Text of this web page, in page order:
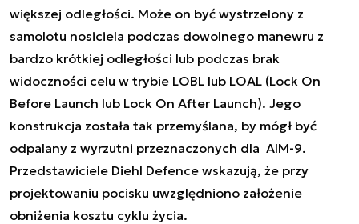
większej odległości. Może on być wystrzelony z
samolotu nosiciela podczas dowolnego manewru z
bardzo krótkiej odległości lub podczas brak
widoczności celu w trybie LOBL lub LOAL (Lock On
Before Launch lub Lock On After Launch). Jego
konstrukcja została tak przemyślana, by mógł być
odpalany z wyrzutni przeznaczonych dla AIM-9.
Przedstawiciele Diehl Defence wskazują, że przy
projektowaniu pocisku uwzględniono założenie
obniżenia kosztu cyklu życia.